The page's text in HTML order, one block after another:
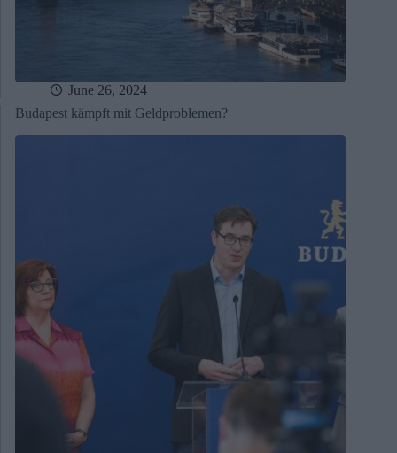
June 26, 2024
Budapest kämpft mit Geldproblemen?